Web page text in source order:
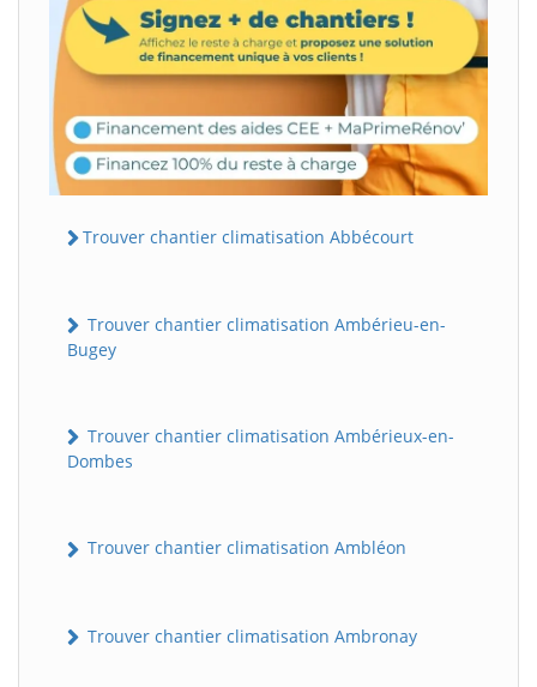
Trouver chantier climatisation Abbécourt
Trouver chantier climatisation Ambérieu-en-
Bugey
Trouver chantier climatisation Ambérieux-en-
Dombes
Trouver chantier climatisation Ambléon
Trouver chantier climatisation Ambronay